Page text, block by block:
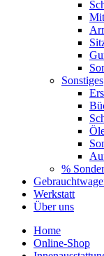
Sonstiges
%
Werkstatt
Über uns
Home
Online-Shop